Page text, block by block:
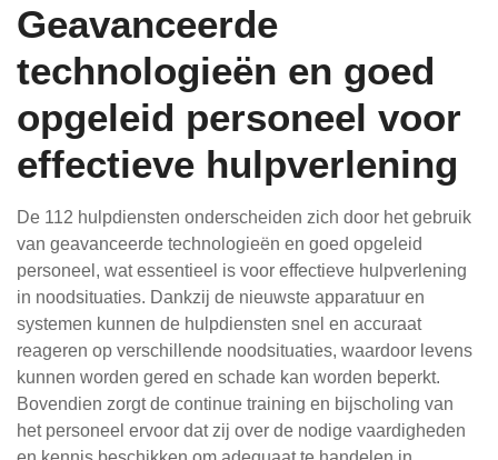
Geavanceerde
technologieën en goed
opgeleid personeel voor
effectieve hulpverlening
De 112 hulpdiensten onderscheiden zich door het gebruik
van geavanceerde technologieën en goed opgeleid
personeel, wat essentieel is voor effectieve hulpverlening
in noodsituaties. Dankzij de nieuwste apparatuur en
systemen kunnen de hulpdiensten snel en accuraat
reageren op verschillende noodsituaties, waardoor levens
kunnen worden gered en schade kan worden beperkt.
Bovendien zorgt de continue training en bijscholing van
het personeel ervoor dat zij over de nodige vaardigheden